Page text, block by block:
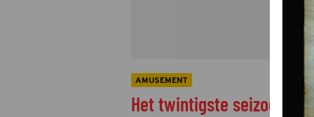
AMUSEMENT
Het twintigste seizoen